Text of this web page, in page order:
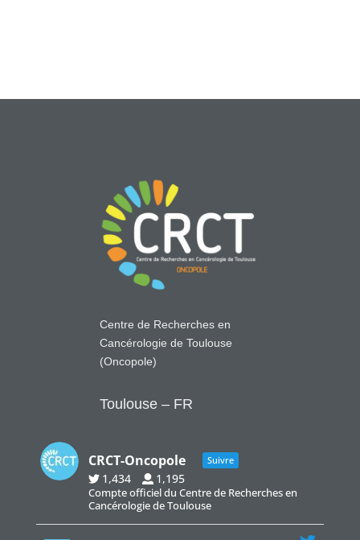
Centre de Recherches en
Cancérologie de Toulouse
(Oncopole)
Toulouse – FR
CRCT-Oncopole Suivre
1,434 1,195
Compte officiel du Centre de Recherches en
Cancérologie de Toulouse